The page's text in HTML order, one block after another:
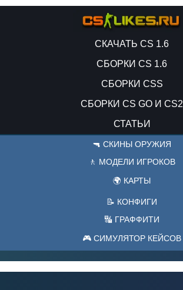
СКАЧАТЬ CS 1.6
СБОРКИ CS 1.6
СБОРКИ CSS
СБОРКИ CS GO И CS2
СТАТЬИ
🔫 СКИНЫ ОРУЖИЯ
🚶 МОДЕЛИ ИГРОКОВ
🌍 КАРТЫ
📝 КОНФИГИ
🔣 ГРАФФИТИ
🎮 СИМУЛЯТОР КЕЙСОВ